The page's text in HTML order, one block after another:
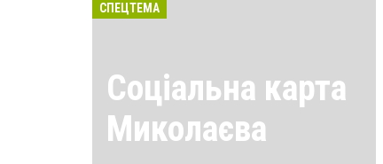
СПЕЦТЕМА
Соціальна карта
Миколаєва